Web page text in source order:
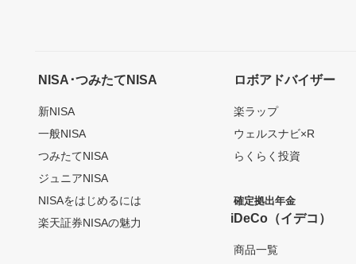
NISA･つみたてNISA
新NISA
一般NISA
つみたてNISA
ジュニアNISA
NISAをはじめるには
楽天証券NISAの魅力
ロボアドバイザー
楽ラップ
ウェルスナビ×R
らくらく投資
確定拠出年金
iDeCo（イデコ）
商品一覧